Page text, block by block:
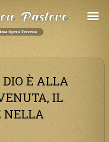
DIO È ALLA
IL
NELLA